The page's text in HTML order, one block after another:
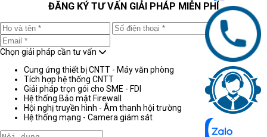
ĐĂNG KÝ TƯ VẤN GIẢI PHÁP MIỄN PHÍ
Chọn giải pháp cần tư vấn
Cung ứng thiết bị CNTT - Máy văn phòng
Tích hợp hệ thống CNTT
Giải pháp trọn gói cho SME - FDI
Hệ thống Bảo mật Firewall
Hội nghị truyền hình - Âm thanh hội trường
Hệ thống mạng - Camera giám sát